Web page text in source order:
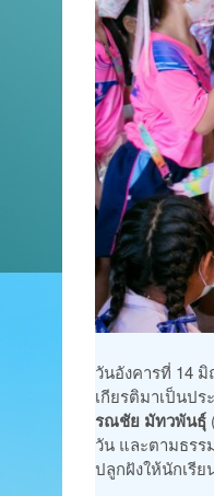
วันอังคารที่ 14
เกียรติมาเป็นป
รณชัย มัทวพันธุ์
วัน และตามธร
ปลูกฝังให้นักเรี